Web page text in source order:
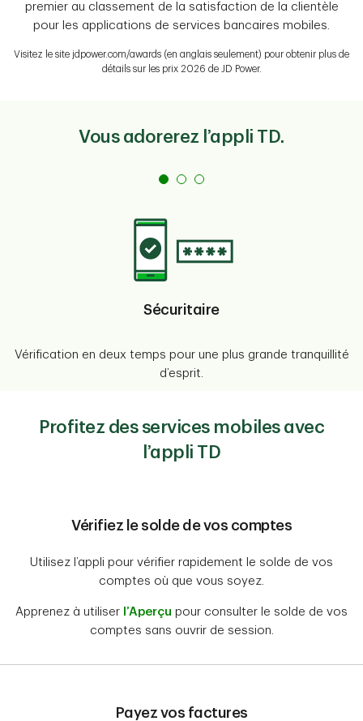
premier au classement de la satisfaction de la clientèle
pour les applications de services bancaires mobiles.
Visitez le site jdpower.com/awards (en anglais seulement) pour obtenir plus de
détails sur les prix 2026 de JD Power.
Vous adorerez l’appli TD.
Sécuritaire
Vérification en deux temps pour une plus grande tranquillité
d’esprit.
Profitez des services mobiles avec
l’appli TD
Vérifiez le solde de vos comptes
Utilisez l’appli pour vérifier rapidement le solde de vos
comptes où que vous soyez.
Apprenez à utiliser l’Aperçu pour consulter le solde de vos
comptes sans ouvrir de session.
Payez vos factures